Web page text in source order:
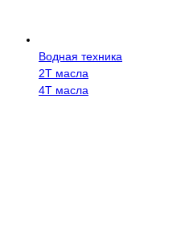
Водная техника
2Т масла
4Т масла